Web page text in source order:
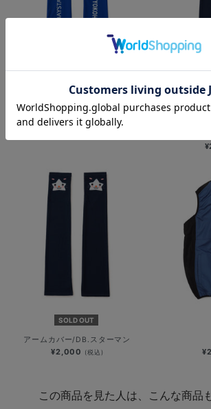
SOLD OUT
アームカバー/I☆YOKOHAMAロゴ
SOLD OUT
アームカバー/DB.スターマン
¥2,000 (税込)
この商品を見た人は、こんな商品